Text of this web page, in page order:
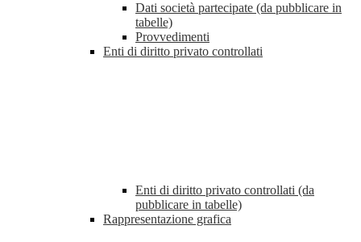
Dati società partecipate (da pubblicare in
tabelle)
Provvedimenti
Enti di diritto privato controllati
Enti di diritto privato controllati (da
pubblicare in tabelle)
Rappresentazione grafica